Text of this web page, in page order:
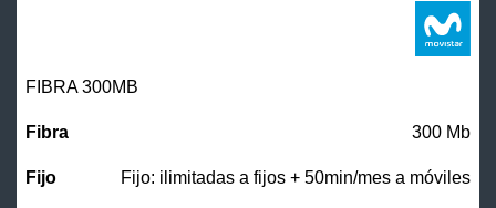
FIBRA 300MB
300 Mb
Fijo: ilimitadas a fijos + 50min/mes a móviles